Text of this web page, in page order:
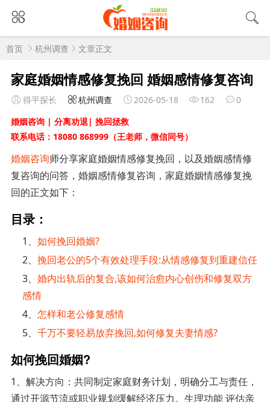
首页 杭州调查 文章正文
家庭婚姻情感修复挽回 婚姻感情修复咨询
得平探长 杭州调查 2026-05-18 162
0
婚姻咨询 | 分离劝退| 挽回拯救
联系电话：18080 868999（王老师，微信同号）
婚姻咨询师分享家庭婚姻情感修复挽回，以及婚姻感情修
复咨询的问答，婚姻感情修复咨询，家庭婚姻情感修复挽
回的正文如下：
目录：
1、如何挽回婚姻?
2、挽回老公的5个有效处理手段:从情感修复到重建信任
3、婚内出轨后的复合,该如何治愈内心创伤和修复双方
感情
4、怎样和老公修复感情
5、千万不要轻易放弃挽回,如何修复夫妻情感?
如何挽回婚姻?
1、解决方向：共同制定家庭财务计划，明确分工与责任，
通过开源节流或职业规划缓解经济压力。生理功能 评估亲